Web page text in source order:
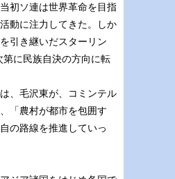
初ソ連は世界革命を目指
動に注力してきた。しか
引き継いだスターリン
第に民族自決の方向に転
、毛沢東が、コミンテル
「農村が都市を包囲す
の路線を推進していっ